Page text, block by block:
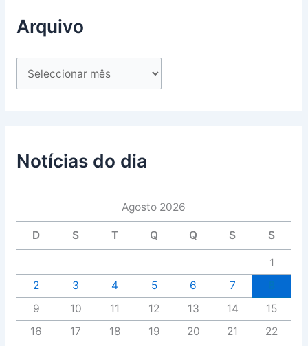
Arquivo
Notícias do dia
Agosto 2026
D S T Q Q S S
1
2
3 4 5 6 7
9
10 11 12 13 14
15
16
17 18 19 20 21
22